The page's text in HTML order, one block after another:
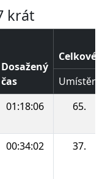
krát
Dosažený
čas
Celkové
Umístění
01:18:06 65.
00:34:02 37.